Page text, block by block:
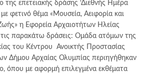
της επετειακής δράσης ‘Διεθνής Ημέρα
φετινό θέμα «Μουσεία, Αειφορία και
η Εφορεία Αρχαιοτήτων Ηλείας
παρακάτω δράσεις: Ομάδα ατόμων της
του Κέντρου Ανοικτής Προστασίας
Δήμου Αρχαίας Ολυμπίας περιηγήθηκαν
όπου με αφορμή επιλεγμένα εκθέματα